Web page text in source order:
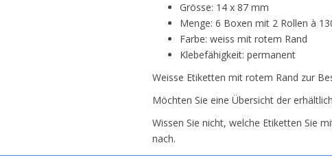
Grösse: 14 x 87 mm
Menge: 6 Boxen mit 2 Rollen à
Farbe: weiss mit rotem Rand
Klebefähigkeit: permanent
Weisse Etiketten mit rotem Rand zur
Möchten Sie eine Übersicht der
Wissen Sie nicht, welche Etiketten Sie
nach.